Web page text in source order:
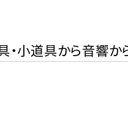
・小道具から音響か